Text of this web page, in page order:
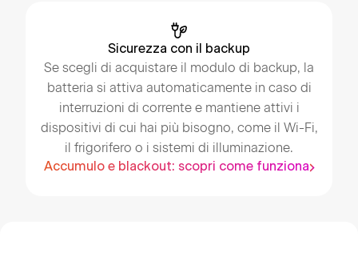
Sicurezza con il backup
Se scegli di acquistare il modulo di backup, la
batteria si attiva automaticamente in caso di
interruzioni di corrente e mantiene attivi i
dispositivi di cui hai più bisogno, come il Wi-Fi,
il frigorifero o i sistemi di illuminazione.
Accumulo e blackout: scopri come funziona